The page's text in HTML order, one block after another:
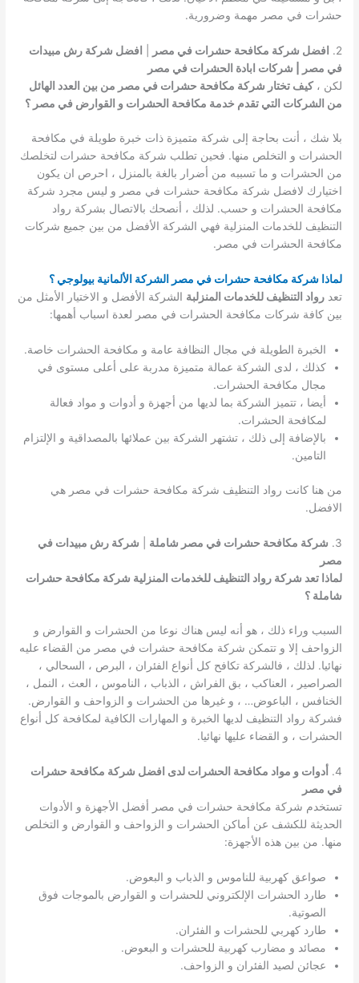
حشرات في مصر مهمة وضرورية.
2. افضل شركة مكافحة حشرات في مصر
افضل شركة رش مبيدات
في مصر | شركات ابادة الحشرات في مصر
لكن ،كيف تختار شركة مكافحة حشرات في مصر من بين العدد الهائل
من الشركات التي تقدم خدمة مكافحة الحشرات و القوارض في مصر ؟
بلا شك ، أنت بحاجة إلى شركة متميزة ذات خبرة طويلة في مكافحة
الحشرات و التخلص منها. فحين تطلب شركة مكافحة حشرات لتخلصك
من الحشرات و ما تسببه من أضرار بالغة بالمنزل ، احرص ان يكون
اختيارك لافضل شركة مكافحة حشرات في مصر و ليس مجرد شركة
مكافحة الحشرات و حسب. لذلك ، أنصحك بالاتصال بشركة رواد
التنظيف للخدمات المنزلية فهي الشركة الأفضل من بين جميع شركات
مكافحة الحشرات في مصر.
لماذا شركة مكافحة حشرات في مصر الشركة الألمانية بيولوجي ؟
تعدرواد التنظيف للخدمات المنزلبة الشركة الأفضل و الاختيار الأمثل من
بين كافة شركات مكافحة الحشرات في مصر لعدة اسباب أهمها:
الخبرة الطويلة في مجال النظافة عامة و مكافحة الحشرات خاصة.
كذلك ، لدى الشركة عمالة متميزة مدربة على أعلى مستوى في
مجال مكافحة الحشرات.
أيضا ، تتميز الشركة بما لديها من أجهزة و أدوات و مواد فعالة
لمكافحة الحشرات.
بالإضافة إلى ذلك ، تشتهر الشركة بين عملائها بالمصداقية و الإلتزام
التامين.
من هنا كانت رواد التنظيف شركة مكافحة حشرات في مصر هي
الافضل.
3. شركة مكافحة حشرات في مصر شاملة
شركة رش مبيدات في
مصر
لماذا تعد شركة رواد التنظيف للخدمات المنزلية شركة مكافحة حشرات
شاملة ؟
السبب وراء ذلك ، هو أنه ليس هناك نوعا من الحشرات و القوارض و
الزواحف إلا و تتمكن شركة مكافحة حشرات في مصر من القضاء عليه
نهائيا. لذلك ، فالشركة تكافح كل أنواع الفئران ، البرص ، السحالي ،
الصراصير ، العناكب ، بق الفراش ، الذباب ، الناموس ، العث ، النمل ،
الخنافس ، الباعوض… ، و غيرها من الحشرات و الزواحف و القوارض.
فشركة رواد التنظيف لديها الخبرة و المهارات الكافية لمكافحة كل أنواع
الحشرات ، و القضاء عليها نهائيا.
4.
أدوات و مواد مكافحة الحشرات لدى افضل شركة مكافحة حشرات
في مصر
تستخدم شركة مكافحة حشرات في مصر أفضل الأجهزة و الأدوات
الحديثة للكشف عن أماكن الحشرات و الزواحف و القوارض و التخلص
منها. من بين هذه الأجهزة:
صواعق كهربية للناموس و الذباب و البعوض.
طارد الحشرات الإلكتروني للحشرات و القوارض بالموجات فوق
الصوتية.
طارد كهربي للحشرات و الفئران.
مصائد و مضارب كهربية للحشرات و البعوض.
عجائن لصيد الفئران و الزواحف.